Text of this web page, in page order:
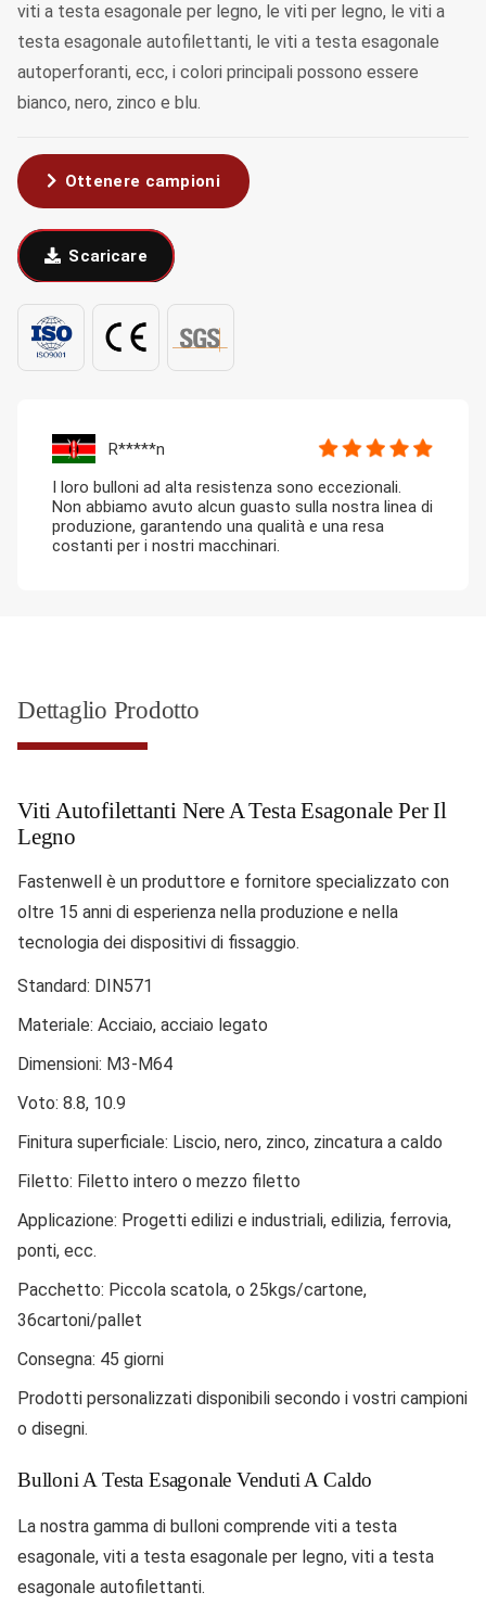
viti a testa esagonale per legno, le viti per legno, le viti a
testa esagonale autofilettanti, le viti a testa esagonale
autoperforanti, ecc, i colori principali possono essere
bianco, nero, zinco e blu.
Ottenere campioni
Scaricare
R*****n
I loro bulloni ad alta resistenza sono eccezionali.
Non abbiamo avuto alcun guasto sulla nostra linea di
produzione, garantendo una qualità e una resa
costanti per i nostri macchinari.
Dettaglio Prodotto
Viti Autofilettanti Nere A Testa Esagonale Per Il
Legno
Fastenwell è un produttore e fornitore specializzato con
oltre 15 anni di esperienza nella produzione e nella
tecnologia dei dispositivi di fissaggio.
Standard: DIN571
Materiale: Acciaio, acciaio legato
Dimensioni: M3-M64
Voto: 8.8, 10.9
Finitura superficiale: Liscio, nero, zinco, zincatura a caldo
Filetto: Filetto intero o mezzo filetto
Applicazione: Progetti edilizi e industriali, edilizia, ferrovia,
ponti, ecc.
Pacchetto: Piccola scatola, o 25kgs/cartone,
36cartoni/pallet
Consegna: 45 giorni
Prodotti personalizzati disponibili secondo i vostri campioni
o disegni.
Bulloni A Testa Esagonale Venduti A Caldo
La nostra gamma di bulloni comprende viti a testa
esagonale, viti a testa esagonale per legno, viti a testa
esagonale autofilettanti.